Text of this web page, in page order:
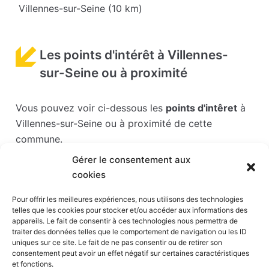
Gérer le consentement aux
cookies
Pour offrir les meilleures expériences, nous utilisons des technologies
telles que les cookies pour stocker et/ou accéder aux informations des
appareils. Le fait de consentir à ces technologies nous permettra de
traiter des données telles que le comportement de navigation ou les ID
uniques sur ce site. Le fait de ne pas consentir ou de retirer son
consentement peut avoir un effet négatif sur certaines caractéristiques
et fonctions.
Villennes-sur-Seine (10 km)
Les points d'intérêt à Villennes-
sur-Seine ou à proximité
Vous pouvez voir ci-dessous les points d'intêret à
Villennes-sur-Seine ou à proximité de cette
commune.
Les points d'intérêts sont généralement bien
desservis en matière de transports. Si vous cliquez
sur l'un des liens ci-dessous, vous en saurez plus
sur l'accessibilité en taxi et la proximité des
stations de taxis du point d'intérêt en question.
Stade Paris la défense arena(11 km)